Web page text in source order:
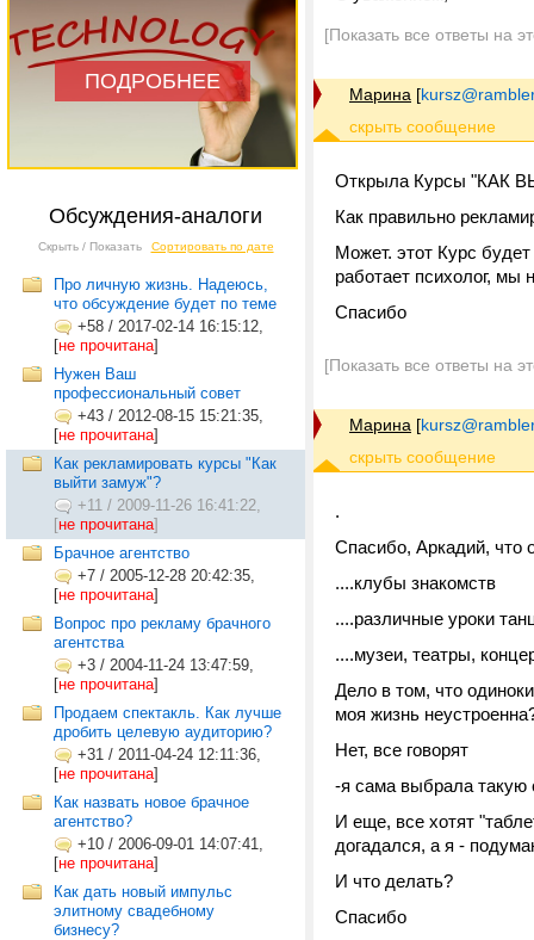
ПОДРОБНЕЕ
Обсуждения-аналоги
Скрыть / Показать Сортировать по дате
Про личную жизнь. Надеюсь,
что обсуждение будет по теме
+58 / 2017-02-14 16:15:12,
[не прочитана]
Нужен Ваш
профессиональный совет
+43 / 2012-08-15 15:21:35,
[не прочитана]
Как рекламировать курсы "Как
выйти замуж"?
+11 / 2009-11-26 16:41:22,
[не прочитана]
Брачное агентство
+7 / 2005-12-28 20:42:35,
[не прочитана]
Вопрос про рекламу брачного
агентства
+3 / 2004-11-24 13:47:59,
[не прочитана]
Продаем спектакль. Как лучше
дробить целевую аудиторию?
+31 / 2011-04-24 12:11:36,
[не прочитана]
Как назвать новое брачное
агентство?
+10 / 2006-09-01 14:07:41,
[не прочитана]
Как дать новый импульс
элитному свадебному
бизнесу?
[Показать все ответы на
Марина [
Открыла Курсы "КАК
Как правильно
Может. этот Курс
работает психолог, мы
Спасибо
[Показать все ответы на
Марина [
.
Спасибо, Аркадий, что
....клубы знакомств
....различные уроки
....музеи, театры,
Дело в том, что
моя жизнь
Нет, все говорят
-я сама выбрала такую
И еще, все хотят
догадался, а я -
И что делать?
Спасибо